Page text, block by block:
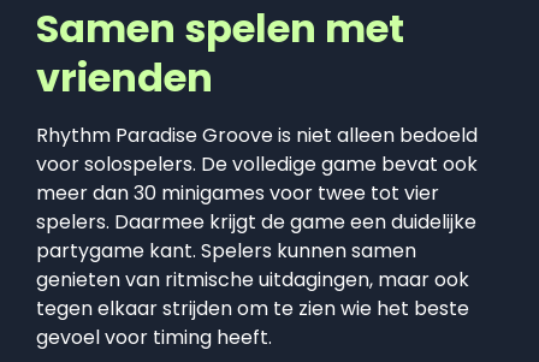
Samen spelen met
vrienden
Rhythm Paradise Groove is niet alleen bedoeld
voor solospelers. De volledige game bevat ook
meer dan 30 minigames voor twee tot vier
spelers. Daarmee krijgt de game een duidelijke
partygame kant. Spelers kunnen samen
genieten van ritmische uitdagingen, maar ook
tegen elkaar strijden om te zien wie het beste
gevoel voor timing heeft.